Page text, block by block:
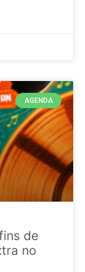
AGENDA
de
no